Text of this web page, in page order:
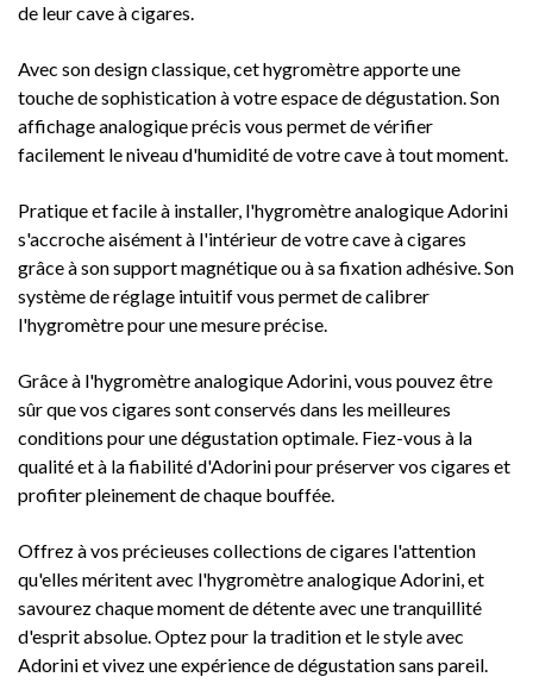
de leur cave à cigares.
Avec son design classique, cet hygromètre apporte une
touche de sophistication à votre espace de dégustation. Son
affichage analogique précis vous permet de vérifier
facilement le niveau d'humidité de votre cave à tout moment.
Pratique et facile à installer, l'hygromètre analogique Adorini
s'accroche aisément à l'intérieur de votre cave à cigares
grâce à son support magnétique ou à sa fixation adhésive. Son
système de réglage intuitif vous permet de calibrer
l'hygromètre pour une mesure précise.
Grâce à l'hygromètre analogique Adorini, vous pouvez être
sûr que vos cigares sont conservés dans les meilleures
conditions pour une dégustation optimale. Fiez-vous à la
qualité et à la fiabilité d'Adorini pour préserver vos cigares et
profiter pleinement de chaque bouffée.
Offrez à vos précieuses collections de cigares l'attention
qu'elles méritent avec l'hygromètre analogique Adorini, et
savourez chaque moment de détente avec une tranquillité
d'esprit absolue. Optez pour la tradition et le style avec
Adorini et vivez une expérience de dégustation sans pareil.